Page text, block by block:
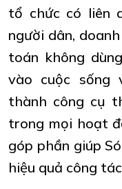
tổ chức có liên
người dân,
toán không
vào cuộc
thành công cụ
trong mọi hoạt
góp phần giúp
hiệu quả công